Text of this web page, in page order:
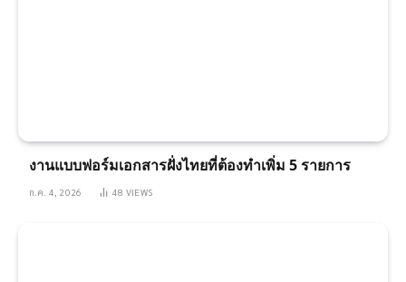
งานแบบฟอร์มเอกสารฝั่งไทยที่ต้องทำเพิ่ม 5 รายการ
ก.ค. 4, 2026 48 VIEWS